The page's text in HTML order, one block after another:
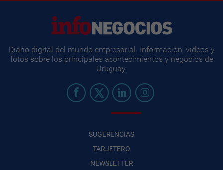
Diario digital del mundo empresarial. Información, videos y
fotos sobre los principales acontecimientos y negocios de
Uruguay.
SUGERENCIAS
TARJETERO
NEWSLETTER